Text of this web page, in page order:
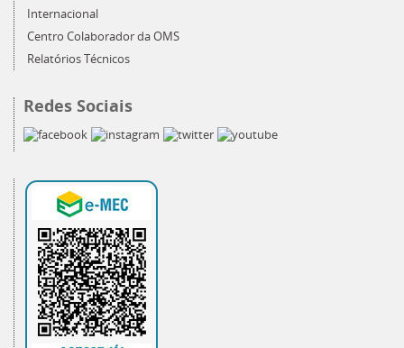
Internacional
Centro Colaborador da OMS
Relatórios Técnicos
Redes Sociais